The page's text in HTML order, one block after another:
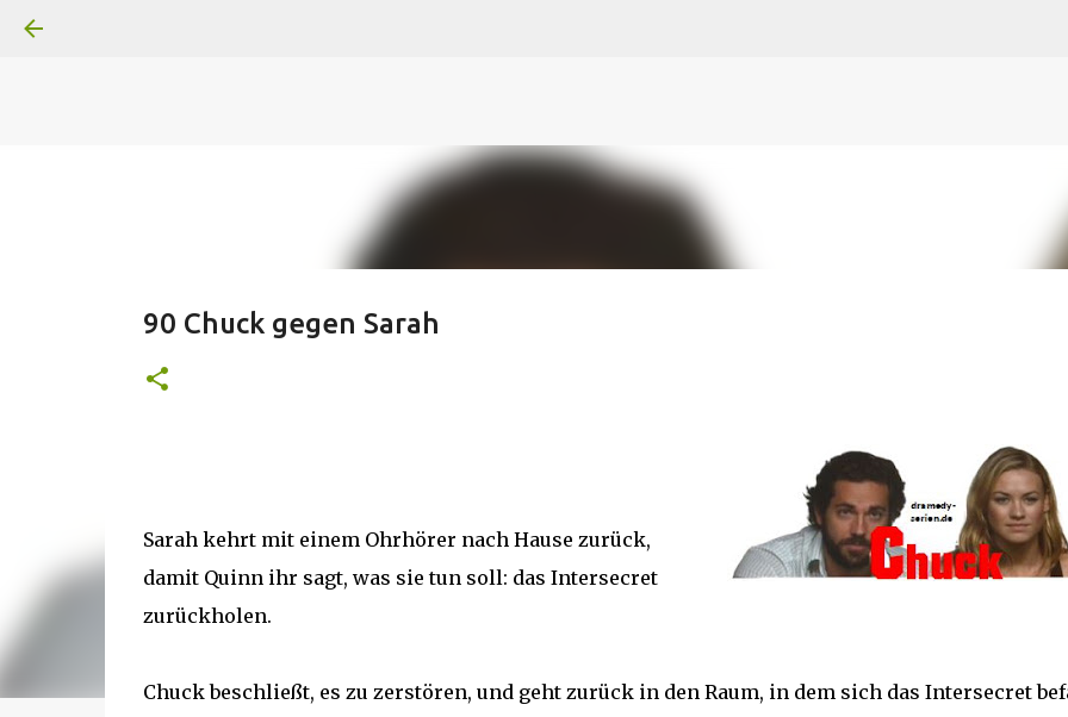
Superheldenserien
90 Chuck gegen Sarah
Sarah kehrt mit einem Ohrhörer nach Hause zurück,
damit Quinn ihr sagt, was sie tun soll: das Intersecret
zurückholen.
Chuck beschließt, es zu zerstören, und geht zurück in den Raum, in dem sich das Intersecret